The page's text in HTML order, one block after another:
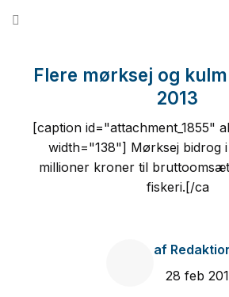
Flere mørksej og
2013
[caption id="attachment_1855"
width="138"] Mørksej bidrog i
millioner kroner til
fiskeri.[/ca
af
28 feb